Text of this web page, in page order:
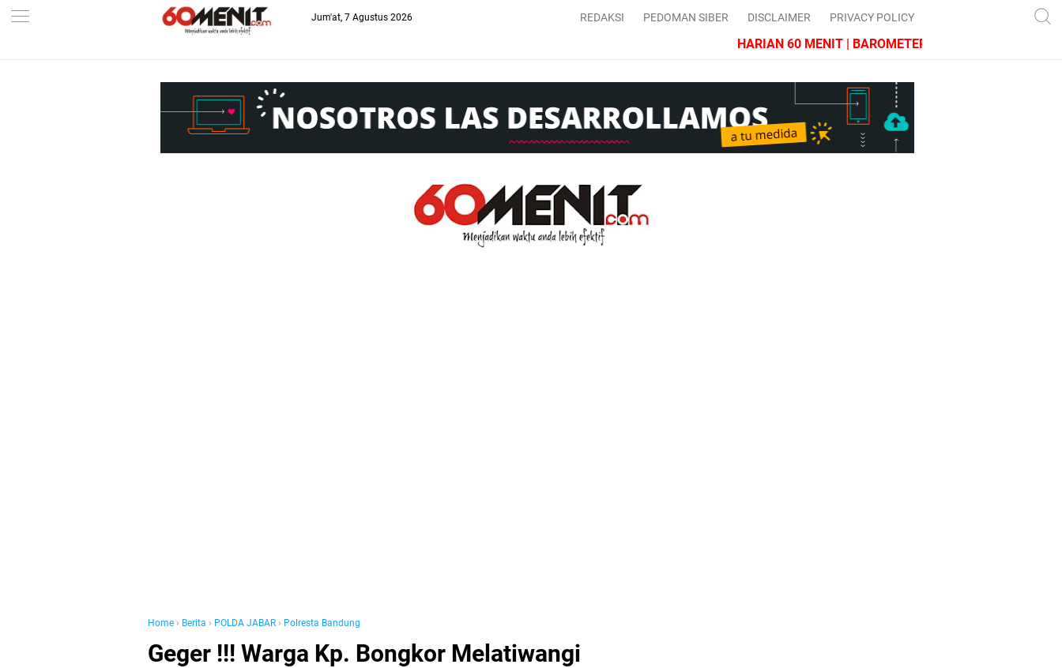
--> Jum'at, 7 Agustus 2026 REDAKSI PEDOMAN SIBER DISCLAIMER PRIVACY POLICY
HARIAN 60 MENIT | BAROMETER JAWA BARAT
Home › Berita › POLDA JABAR › Polresta Bandung
Geger !!! Warga Kp. Bongkor Melatiwangi